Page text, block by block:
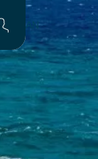
PLAN